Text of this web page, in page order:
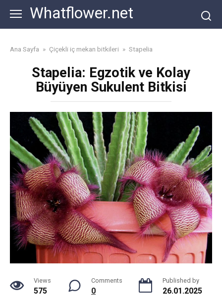
content
Whatflower.net
Ana Sayfa » Çiçekli iç mekan bitkileri » Stapelia
Stapelia: Egzotik ve Kolay
Büyüyen Sukulent Bitkisi
Views
575
Comments
0
Published by
26.01.2025